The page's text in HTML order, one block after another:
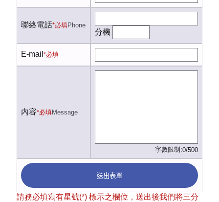
聯絡電話*必填Phone
分機
E-mail *必填
內容*必填Message
字數限制:0/500
送出表單
請務必填寫有星號(*) 標示之欄位，送出後我們將三分